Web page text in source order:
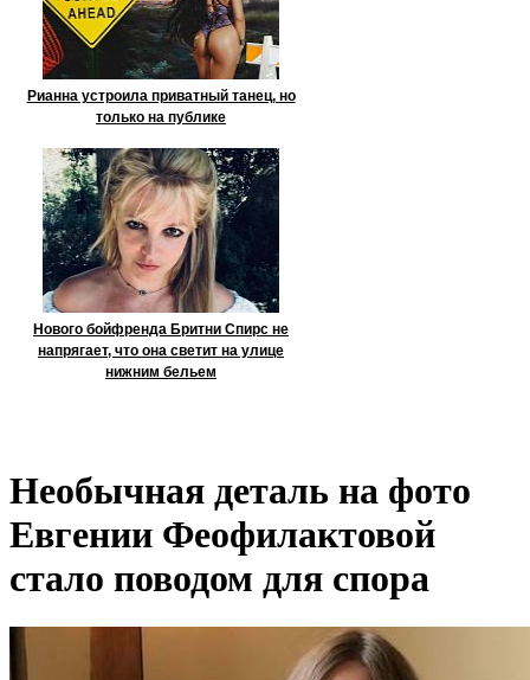
Рианна устроила приватный танец, но
только на публике
Нового бойфренда Бритни Спирс не
напрягает, что она светит на улице
нижним бельем
Необычная деталь на фото
Евгении Феофилактовой
стало поводом для спора